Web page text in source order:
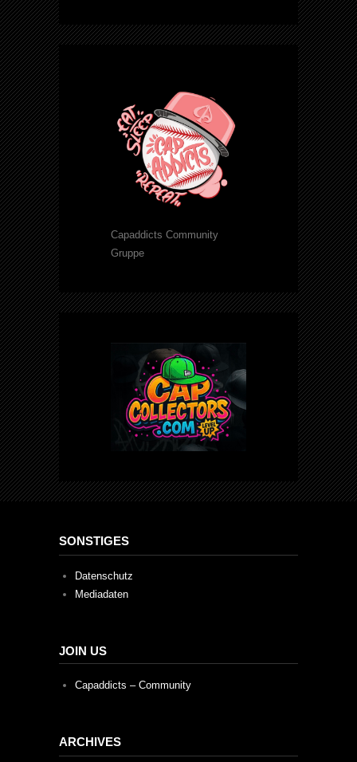
Capaddicts Community
Gruppe
SONSTIGES
Datenschutz
Mediadaten
JOIN US
Capaddicts – Community
ARCHIVES